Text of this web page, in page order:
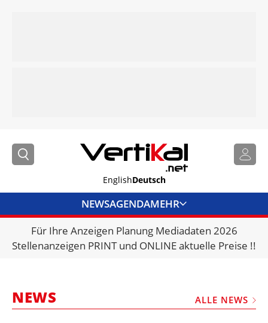
EnglishDeutsch
NEWSAGENDAMEHR
BRANCHENLINKS
VERMIETER
Für Ihre Anzeigen Planung Mediadaten 2026
Stellenanzeigen PRINT und ONLINE aktuelle Preise !!
NEWS ALLE NEWS